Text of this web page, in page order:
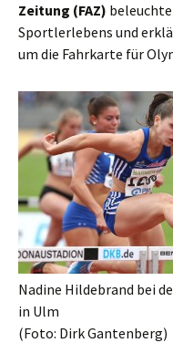
Zeitung (FAZ)
Sportlerlebens und
um die Fahrkarte für
Nadine Hildebrand bei
in Ulm
(Foto: Dirk Gantenberg)